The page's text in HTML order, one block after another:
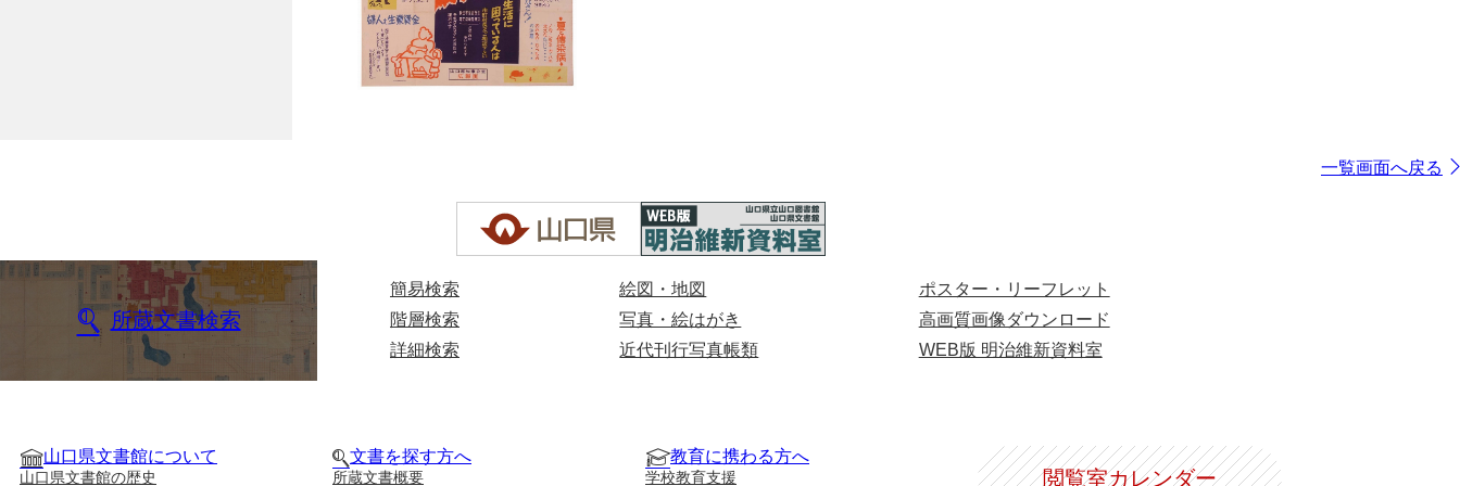
一覧画面へ戻る
所蔵文書検索
簡易検索
階層検索
詳細検索
絵図・地図
写真・絵はがき
近代刊行写真帳類
ポスター・リーフレット
高画質画像ダウンロード
WEB版 明治維新資料室
山口県文書館について
山口県文書館の歴史
文書を探す方へ
所蔵文書概要
教育に携わる方へ
学校教育支援 閲覧室カレンダー